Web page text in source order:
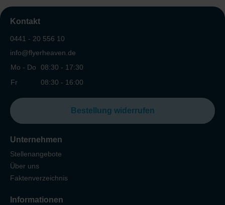
Kontakt
0441 - 20 556 10
info@flyerheaven.de
Mo - Do
08:30 - 17:30
Fr
08:30 - 16:00
Bestellung widerrufen
Unternehmen
Stellenangebote
Über uns
Faktenverzeichnis
Informationen